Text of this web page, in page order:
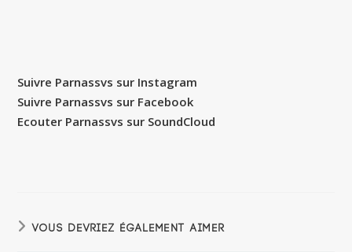
Suivre Parnassvs sur Instagram
Suivre Parnassvs sur Facebook
Ecouter Parnassvs sur SoundCloud
VOUS DEVRIEZ ÉGALEMENT AIMER